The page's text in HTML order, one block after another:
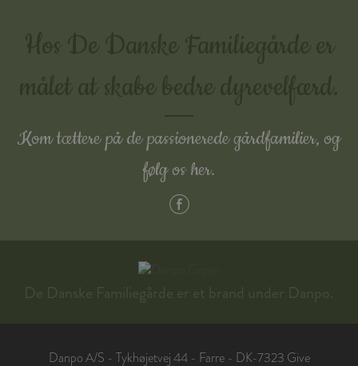
Kom tættere på de passionerede gårdfamilier, og
følg os her.
Danpo A/S - Tykhøjetvej 44 - Farre - DK-7323 Give